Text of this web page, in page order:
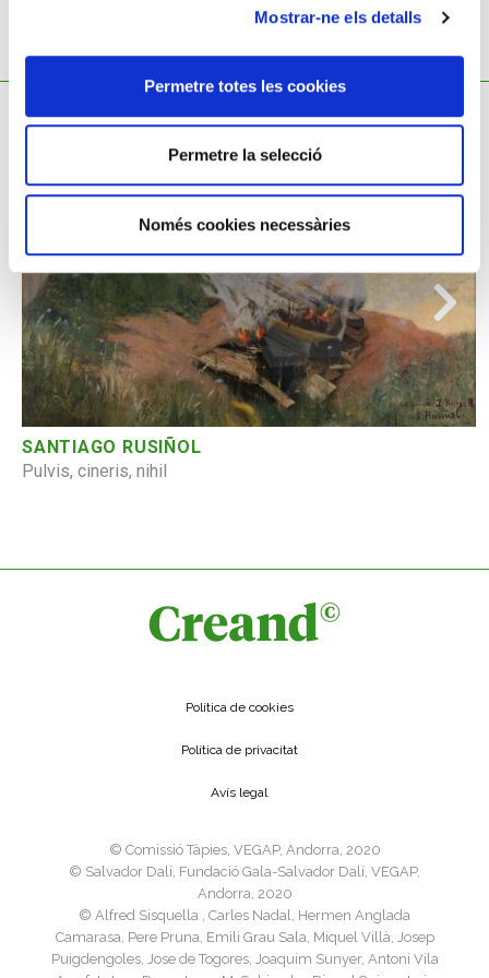
Mostrar-ne els detalls
Permetre totes les cookies
Permetre la selecció
Només cookies necessàries
TAMBÉ ET POT INTERESSAR
SANTIAGO RUSIÑOL
Pulvis, cineris, nihil
Política de cookies
Política de privacitat
Avís legal
©️ Comissió Tàpies, VEGAP, Andorra, 2020
©️ Salvador Dalí, Fundació Gala-Salvador Dalí, VEGAP,
Andorra, 2020
©️ Alfred Sisquella , Carles Nadal, Hermen Anglada
Camarasa, Pere Pruna, Emili Grau Sala, Miquel Villà, Josep
Puigdengoles, Jose de Togores, Joaquim Sunyer, Antoni Vila